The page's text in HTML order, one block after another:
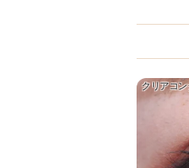
クリアコ